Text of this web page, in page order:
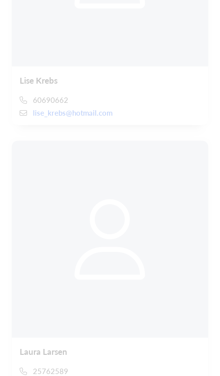
Lise Krebs
60690662
lise_krebs@hotmail.com
Laura Larsen
25762589